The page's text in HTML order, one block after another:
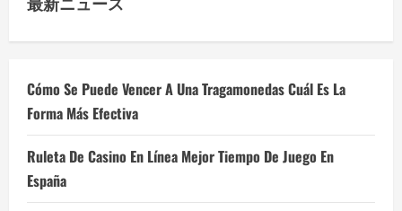
Cómo Se Puede Vencer A Una Tragamonedas Cuál Es La
Forma Más Efectiva
Ruleta De Casino En Línea Mejor Tiempo De Juego En
España